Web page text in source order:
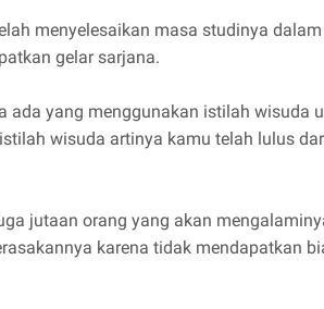
menyelesaikan masa studinya
gelar sarjana.
yang menggunakan istilah wisuda
wisuda artinya kamu telah lulus
jutaan orang yang akan
karena tidak mendapatkan